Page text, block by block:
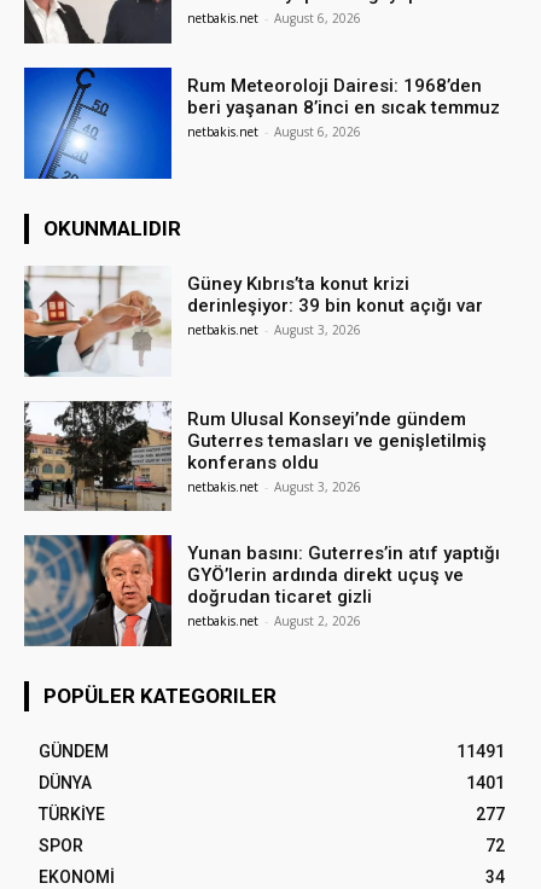
netbakis.net - August 6, 2026
Rum Meteoroloji Dairesi: 1968’den
beri yaşanan 8’inci en sıcak temmuz
netbakis.net - August 6, 2026
OKUNMALIDIR
Güney Kıbrıs’ta konut krizi
derinleşiyor: 39 bin konut açığı var
netbakis.net - August 3, 2026
Rum Ulusal Konseyi’nde gündem
Guterres temasları ve genişletilmiş
konferans oldu
netbakis.net - August 3, 2026
Yunan basını: Guterres’in atıf yaptığı
GYÖ’lerin ardında direkt uçuş ve
doğrudan ticaret gizli
netbakis.net - August 2, 2026
POPÜLER KATEGORILER
GÜNDEM
11491
DÜNYA
1401
TÜRKİYE
277
SPOR
72
EKONOMİ
34